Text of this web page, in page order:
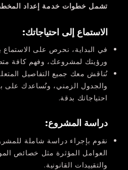
تشمل خطوات خدمة إعداد
الاستماع إلى احتياجاتك:
في البداية، نحرص على الاستماع
ورؤيتك لمشروعك، وفهم كافة
نُناقش معك جميع التفاصيل
والجدول الزمني، ونُساعدك على
احتياجاتك بدقة.
دراسة المشروع:
نقوم بإجراء دراسة شاملة
العوامل المؤثرة مثل خصائص
والتقييدات القانونية.